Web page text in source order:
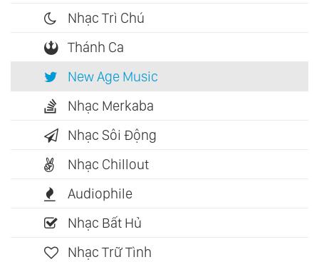
Nhạc Trì Chú
Thánh Ca
New Age Music
Nhạc Merkaba
Nhạc Sôi Động
Nhạc Chillout
Audiophile
Nhạc Bất Hủ
Nhạc Trữ Tình